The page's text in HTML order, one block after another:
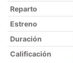
Reparto
Estreno
Duración
Calificación